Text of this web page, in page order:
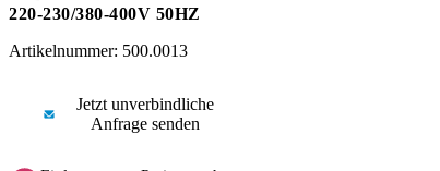
220-230/380-400V 50HZ
Artikelnummer: 500.0013
Jetzt unverbindliche
Anfrage senden